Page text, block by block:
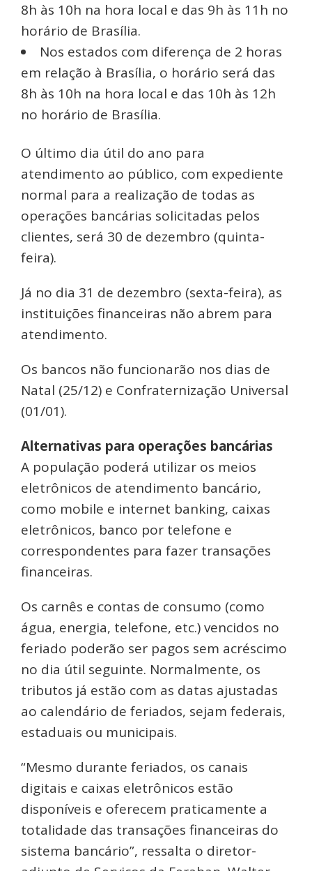
8h às 10h na hora local e das 9h às 11h no
horário de Brasília.
Nos estados com diferença de 2 horas
em relação à Brasília, o horário será das
8h às 10h na hora local e das 10h às 12h
no horário de Brasília.
O último dia útil do ano para
atendimento ao público, com expediente
normal para a realização de todas as
operações bancárias solicitadas pelos
clientes, será 30 de dezembro (quinta-
feira).
Já no dia 31 de dezembro (sexta-feira), as
instituições financeiras não abrem para
atendimento.
Os bancos não funcionarão nos dias de
Natal (25/12) e Confraternização Universal
(01/01).
Alternativas para operações bancárias
A população poderá utilizar os meios
eletrônicos de atendimento bancário,
como mobile e internet banking, caixas
eletrônicos, banco por telefone e
correspondentes para fazer transações
financeiras.
Os carnês e contas de consumo (como
água, energia, telefone, etc.) vencidos no
feriado poderão ser pagos sem acréscimo
no dia útil seguinte. Normalmente, os
tributos já estão com as datas ajustadas
ao calendário de feriados, sejam federais,
estaduais ou municipais.
“Mesmo durante feriados, os canais
digitais e caixas eletrônicos estão
disponíveis e oferecem praticamente a
totalidade das transações financeiras do
sistema bancário”, ressalta o diretor-